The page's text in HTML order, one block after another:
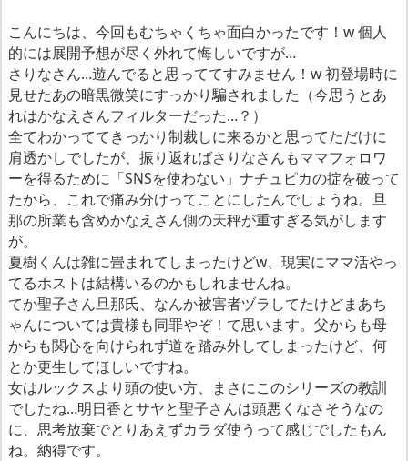
こんにちは、今回もむちゃくちゃ面白かったです！w 個人
的には展開予想が尽く外れて悔しいですが…
さりなさん…遊んでると思っててすみません！w 初登場時に
見せたあの暗黒微笑にすっかり騙されました（今思うとあ
れはかなえさんフィルターだった…？）
全てわかっててきっかり制裁しに来るかと思ってただけに
肩透かしでしたが、振り返ればさりなさんもママフォロワ
ーを得るために「SNSを使わない」ナチュピカの掟を破って
たから、これで痛み分けってことにしたんでしょうね。旦
那の所業も含めかなえさん側の天秤が重すぎる気がします
が。
夏樹くんは雑に畳まれてしまったけどw、現実にママ活やっ
てるホストは結構いるのかもしれませんね。
てか聖子さん旦那氏、なんか被害者ヅラしてたけどまあち
ゃんについては貴様も同罪やぞ！て思います。父からも母
からも関心を向けられず道を踏み外してしまったけど、何
とか更生してほしいですね。
女はルックスより頭の使い方、まさにこのシリーズの教訓
でしたね…明日香とサヤと聖子さんは頭悪くなさそうなの
に、思考放棄でとりあえずカラダ使うって感じでしたもん
ね。納得です。